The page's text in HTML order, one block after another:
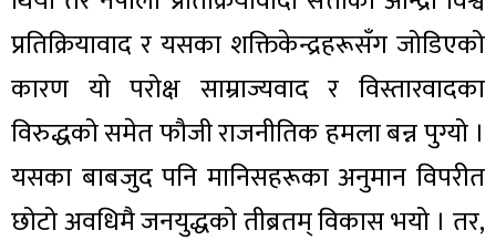
प्रतिक्रियावाद र यसका शक्तिकेन्द्रहरूसँग जोडिएको
कारण यो परोक्ष साम्राज्यवाद र विस्तारवादका
विरुद्धको समेत फौजी राजनीतिक हमला बन्न पुग्यो ।
यसका बाबजुद पनि मानिसहरूका अनुमान विपरीत
छोटो अवधिमै जनयुद्धको तीब्रतम् विकास भयो । तर,